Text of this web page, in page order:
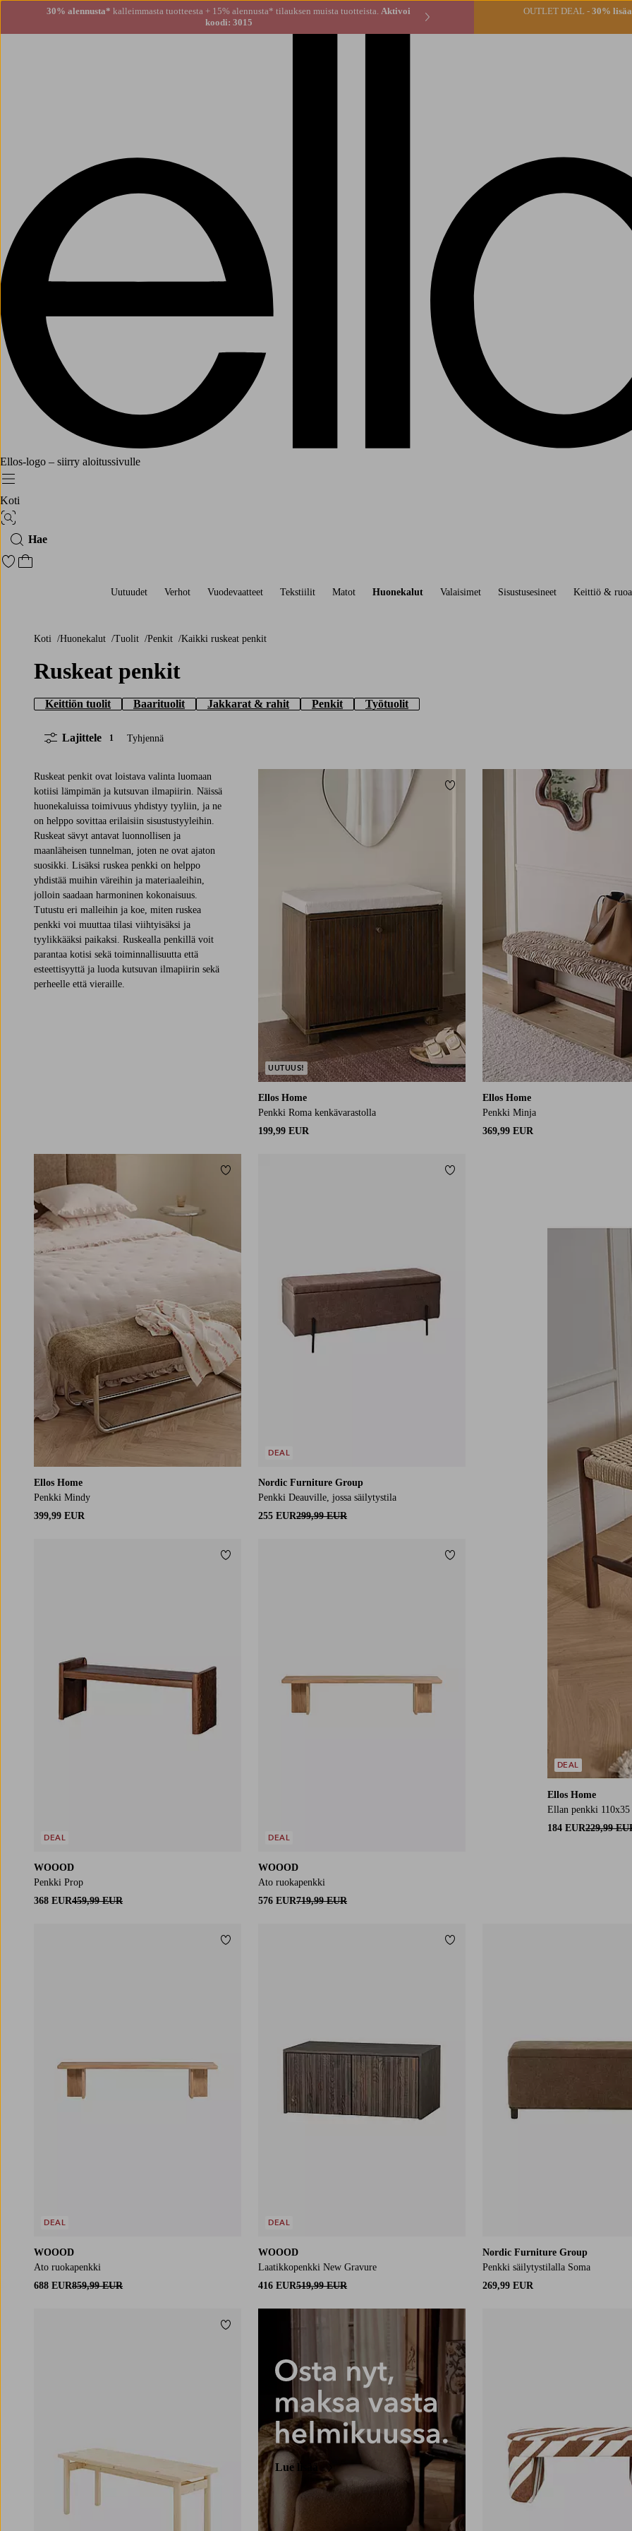
30% alennusta* kalleimmasta tuotteesta + 15% alennusta* tilauksen muista tuotteista. Aktivoi
koodi: 3015
OUTLET DEAL - 30%
Ellos-logo – siirry aloitussivulle
Menu
Koti
Kuvahaku
Hae
Siirry merkittyihin suosikkituotteisiin
Siirry ostoskoriin
Uutuudet Verhot Vuodevaatteet Tekstiilit Matot Huonekalut Valaisimet Sisustusesineet Keittiö &
Koti Huonekalut Tuolit Penkit Kaikki ruskeat penkit
Ruskeat penkit
Keittiön tuolit Baarituolit Jakkarat & rahit Penkit Työtuolit
Lajittele 1 Tyhjennä
Ruskeat penkit ovat loistava valinta luomaan
kotiisi lämpimän ja kutsuvan ilmapiirin. Näissä
huonekaluissa toimivuus yhdistyy tyyliin, ja ne
on helppo sovittaa erilaisiin sisustustyyleihin.
Ruskeat sävyt antavat luonnollisen ja
maanläheisen tunnelman, joten ne ovat ajaton
suosikki. Lisäksi ruskea penkki on helppo
yhdistää muihin väreihin ja materiaaleihin,
jolloin saadaan harmoninen kokonaisuus.
Tutustu eri malleihin ja koe, miten ruskea
penkki voi muuttaa tilasi viihtyisäksi ja
tyylikkääksi paikaksi. Ruskealla penkillä voit
parantaa kotisi sekä toiminnallisuutta että
esteettisyyttä ja luoda kutsuvan ilmapiirin sekä
perheelle että vieraille.
Ellos Home
Ellan penkki 110x35
184 EUR229,99
DEAL
Ellos Home
Penkki Roma kenkävarastolla
199,99 EUR
UUTUUS!
Lisää suosikkeihin
Ellos Home
Penkki Minja
369,99 EUR
Ellos Home
Penkki Mindy
399,99 EUR
Lisää suosikkeihin
Nordic Furniture Group
Penkki Deauville, jossa säilytystila
255 EUR299,99 EUR
DEAL
Lisää suosikkeihin
WOOOD
Penkki Prop
368 EUR459,99 EUR
DEAL
Lisää suosikkeihin
WOOOD
Ato ruokapenkki
576 EUR719,99 EUR
DEAL
Lisää suosikkeihin
WOOOD
Ato ruokapenkki
688 EUR859,99 EUR
DEAL
Lisää suosikkeihin
WOOOD
Laatikkopenkki New Gravure
416 EUR519,99 EUR
DEAL
Lisää suosikkeihin
Nordic Furniture Group
Penkki säilytystilalla Soma
269,99 EUR
Lisää suosikkeihin
Lue lisää